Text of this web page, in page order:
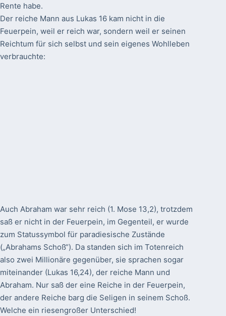
Rente habe.
Der reiche Mann aus Lukas 16 kam nicht in die
Feuerpein, weil er reich war, sondern weil er seinen
Reichtum für sich selbst und sein eigenes Wohlleben
verbrauchte:
Auch Abraham war sehr reich (1. Mose 13,2), trotzdem
saß er nicht in der Feuerpein, im Gegenteil, er wurde
zum Statussymbol für paradiesische Zustände
(„Abrahams Schoß“). Da standen sich im Totenreich
also zwei Millionäre gegenüber, sie sprachen sogar
miteinander (Lukas 16,24), der reiche Mann und
Abraham. Nur saß der eine Reiche in der Feuerpein,
der andere Reiche barg die Seligen in seinem Schoß.
Welche ein riesengroßer Unterschied!